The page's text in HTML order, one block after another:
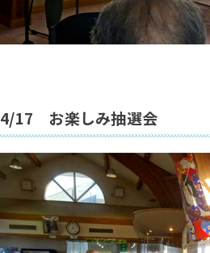
4/17 お楽しみ抽選会